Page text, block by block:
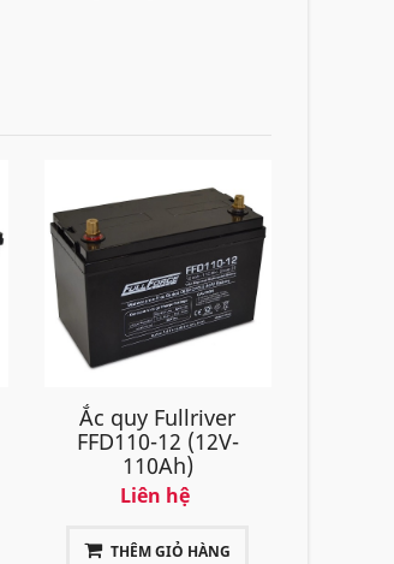
Ắc quy Fullriver
FFD110-12 (12V-
110Ah)
Liên hệ
THÊM GIỎ HÀNG